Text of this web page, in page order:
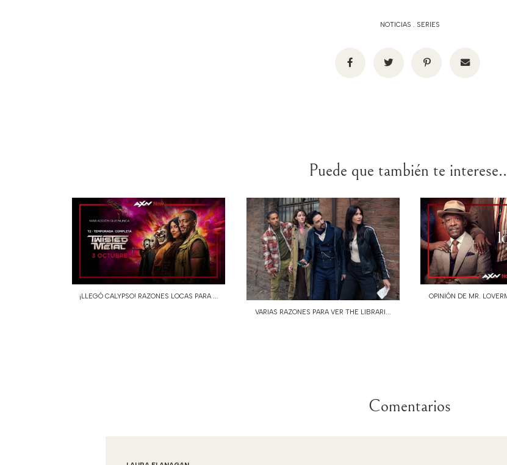
NOTICIAS . SERIES
Puede que también te
¡LLEGÓ CALYPSO! RAZONES LOCAS PARA ...
VARIAS RAZONES PARA VER THE LIBRARI...
OPINIÓN DE MR.
Comentarios